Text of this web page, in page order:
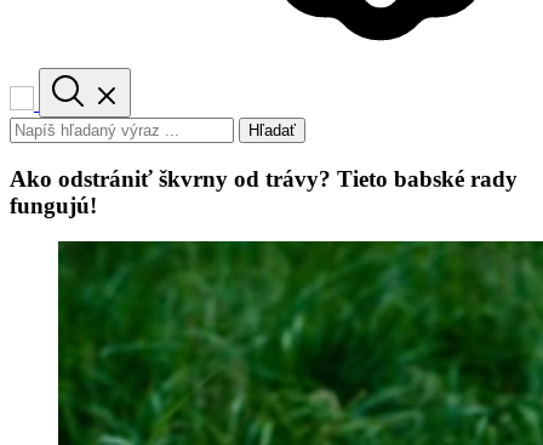
Hľadať
Ako odstrániť škvrny od trávy? Tieto babské rady
fungujú!